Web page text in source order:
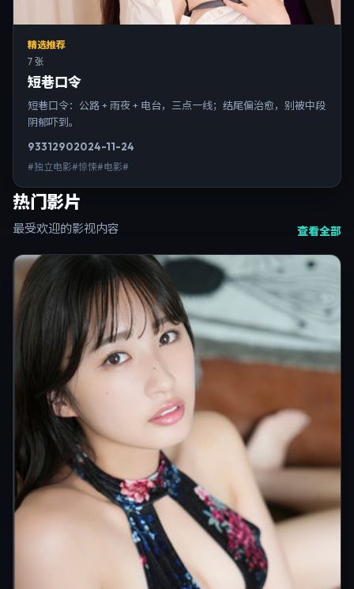
精选推荐
7 张
短巷口令
短巷口令：公路 + 雨夜 + 电台，三点一线；结尾偏治愈，别被中段
阴郁吓到。
93312902024-11-24
#独立电影#惊悚#电影#
热门影片
最受欢迎的影视内容 查看全部